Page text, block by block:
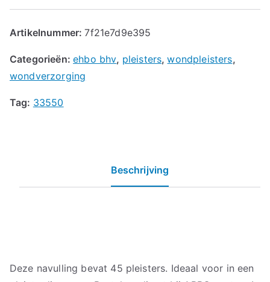
Artikelnummer:7f21e7d9e395
Categorieën:ehbo bhv, pleisters,wondpleisters,
wondverzorging
Tag: 33550
Beschrijving
Deze navulling bevat 45 pleisters. Ideaal voor in een